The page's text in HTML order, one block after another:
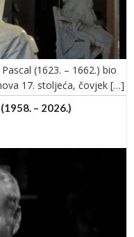
(1623. – 1662.) bio
17. stoljeća, čovjek […]
– 2026.)